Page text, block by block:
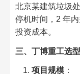
北京某建筑垃圾
停机时间，2 年
投资成本。​
三、丁博重工选
项目规模：​